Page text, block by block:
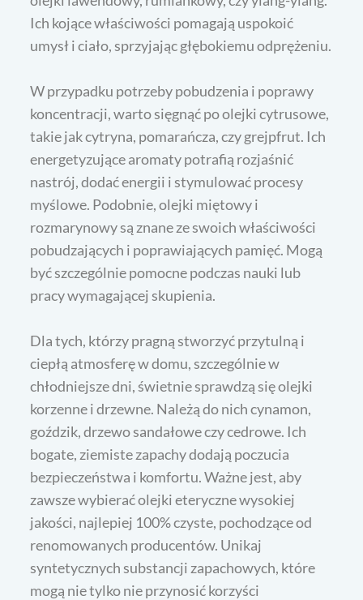
Ich kojące właściwości pomagają uspokoić
umysł i ciało, sprzyjając głębokiemu odprężeniu.
W przypadku potrzeby pobudzenia i poprawy
koncentracji, warto sięgnąć po olejki cytrusowe,
takie jak cytryna, pomarańcza, czy grejpfrut. Ich
energetyzujące aromaty potrafią rozjaśnić
nastrój, dodać energii i stymulować procesy
myślowe. Podobnie, olejki miętowy i
rozmarynowy są znane ze swoich właściwości
pobudzających i poprawiających pamięć. Mogą
być szczególnie pomocne podczas nauki lub
pracy wymagającej skupienia.
Dla tych, którzy pragną stworzyć przytulną i
ciepłą atmosferę w domu, szczególnie w
chłodniejsze dni, świetnie sprawdzą się olejki
korzenne i drzewne. Należą do nich cynamon,
goździk, drzewo sandałowe czy cedrowe. Ich
bogate, ziemiste zapachy dodają poczucia
bezpieczeństwa i komfortu. Ważne jest, aby
zawsze wybierać olejki eteryczne wysokiej
jakości, najlepiej 100% czyste, pochodzące od
renomowanych producentów. Unikaj
syntetycznych substancji zapachowych, które
mogą nie tylko nie przynosić korzyści